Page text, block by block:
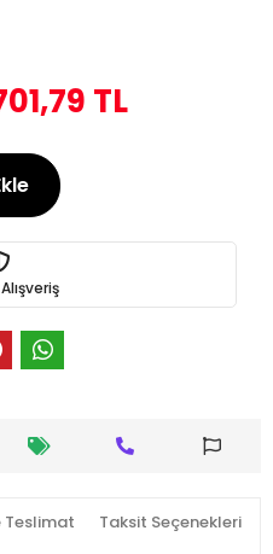
TL
Teslimat Taksit Seçenekleri